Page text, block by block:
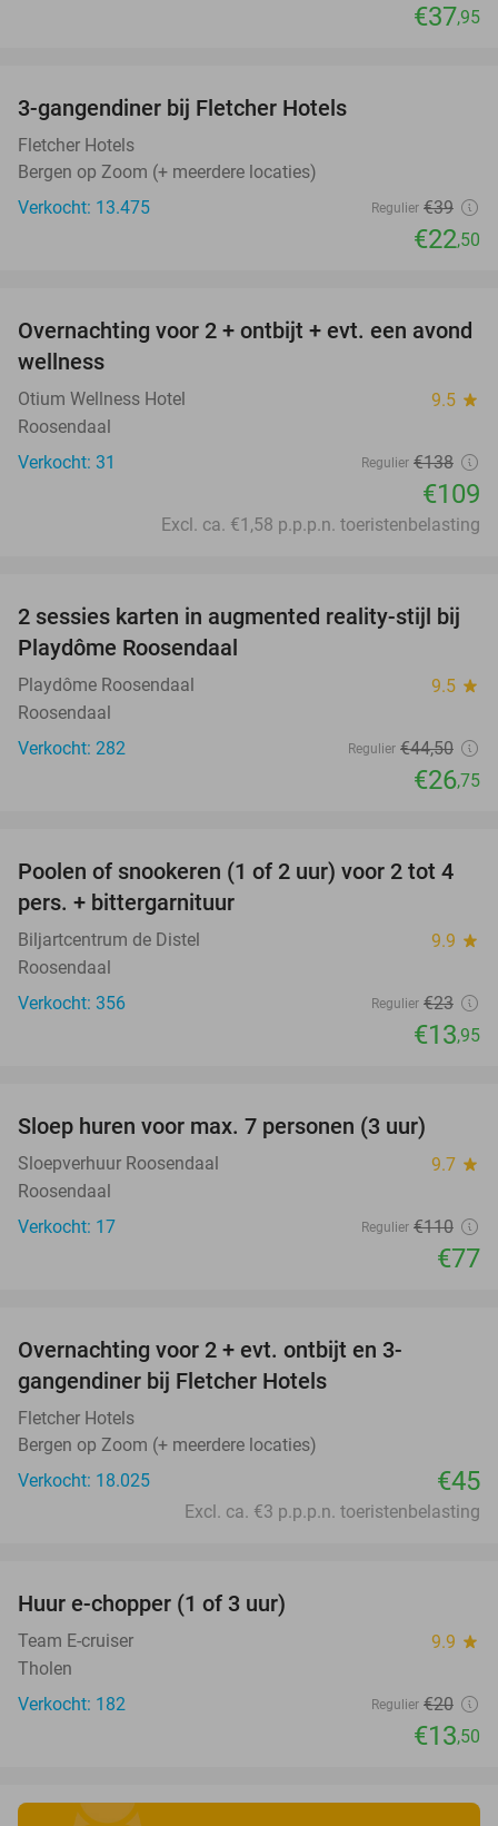
€37,95
3-gangendiner bij Fletcher Hotels
Fletcher Hotels
Bergen op Zoom (+ meerdere locaties)
Verkocht: 13.475
Regulier €39
€22,50
21%
Overnachting voor 2 + ontbijt + evt. een avond
wellness
Otium Wellness Hotel 9.5 star
Roosendaal
Verkocht: 31
Regulier €138
€109
Excl. ca. €1,58 p.p.p.n. toeristenbelasting
40%
2 sessies karten in augmented reality-stijl bij
Playdôme Roosendaal
Playdôme Roosendaal 9.5 star
Roosendaal
Verkocht: 282
Regulier €44,50
€26,75
39%
Poolen of snookeren (1 of 2 uur) voor 2 tot 4
pers. + bittergarnituur
Biljartcentrum de Distel 9.9 star
Roosendaal
Verkocht: 356
Regulier €23
€13,95
Sloep huren voor max. 7 personen (3 uur)
Sloepverhuur Roosendaal 9.7 star
Roosendaal
Verkocht: 17
Regulier €110
€77
Overnachting voor 2 + evt. ontbijt en 3-
gangendiner bij Fletcher Hotels
Fletcher Hotels
Bergen op Zoom (+ meerdere locaties)
Verkocht: 18.025
€45
Excl. ca. €3 p.p.p.n. toeristenbelasting
Huur e-chopper (1 of 3 uur)
Team E-cruiser 9.9 star
Tholen
Verkocht: 182
Regulier €20
€13,50